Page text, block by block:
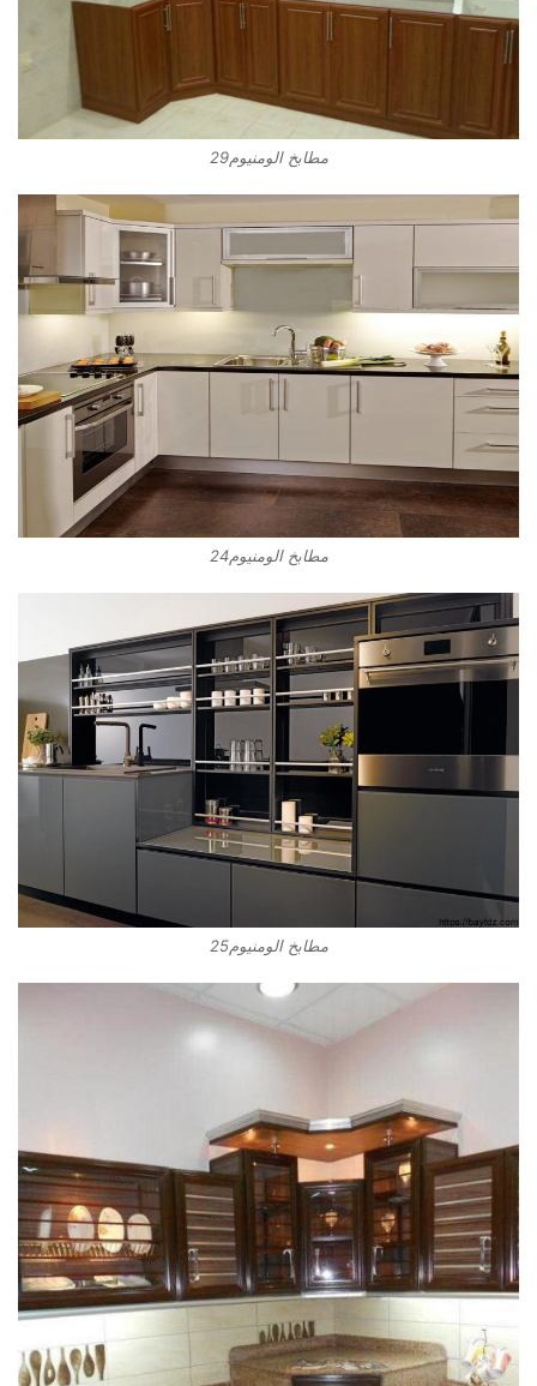
مطابخ الومنيوم29
مطابخ الومنيوم24
مطابخ الومنيوم25